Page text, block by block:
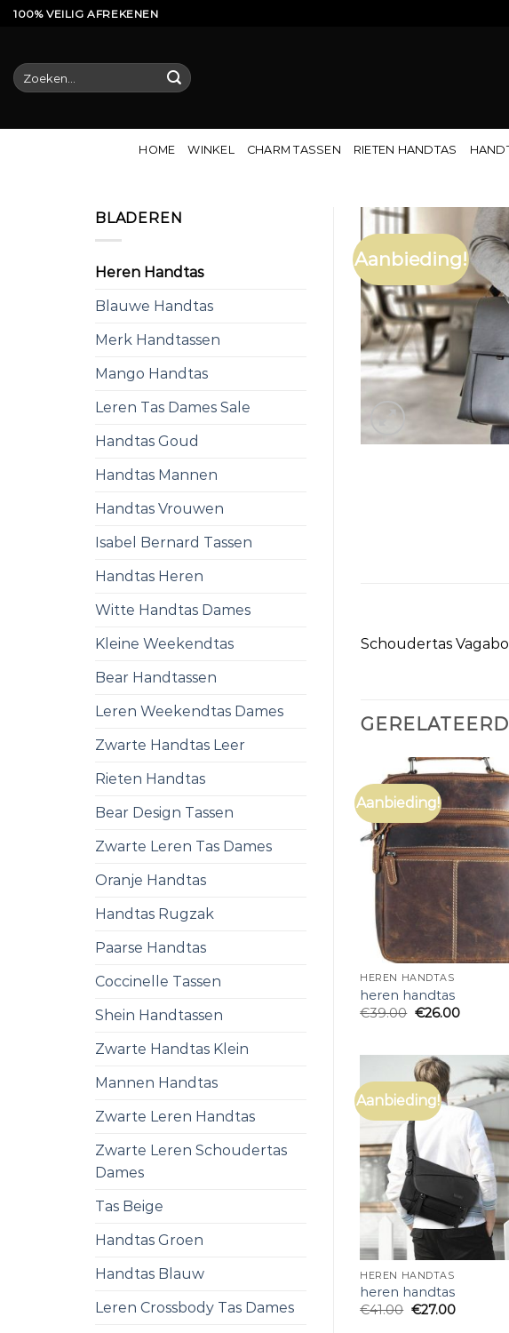
Ga100% VEILIG AFREKENEN
Zoeken
naar:
HOME WINKEL CHARM TASSEN RIETEN HANDTAS
BLADEREN
Heren Handtas
Blauwe Handtas
Merk Handtassen
Mango Handtas
Leren Tas Dames Sale
Handtas Goud
Handtas Mannen
Handtas Vrouwen
Isabel Bernard Tassen
Handtas Heren
Witte Handtas Dames
Kleine Weekendtas
Bear Handtassen
Leren Weekendtas Dames
Zwarte Handtas Leer
Rieten Handtas
Bear Design Tassen
Zwarte Leren Tas Dames
Oranje Handtas
Handtas Rugzak
Paarse Handtas
Coccinelle Tassen
Shein Handtassen
Zwarte Handtas Klein
Mannen Handtas
Zwarte Leren Handtas
Zwarte Leren Schoudertas
Dames
Tas Beige
Handtas Groen
Handtas Blauw
Leren Crossbody Tas Dames
Aanbieding!
Schoudertas
Aanbieding!
HEREN HANDTAS
heren handtas
€39.00 €26.00
Aanbieding!
HEREN HANDTAS
heren handtas
€41.00 €27.00